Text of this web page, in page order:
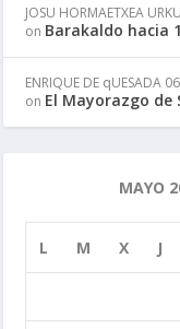
JOSU HORMAETXEA
on Barakaldo hacia
ENRIQUE DE qUESADA
on El Mayorazgo de
MAYO
L M X J